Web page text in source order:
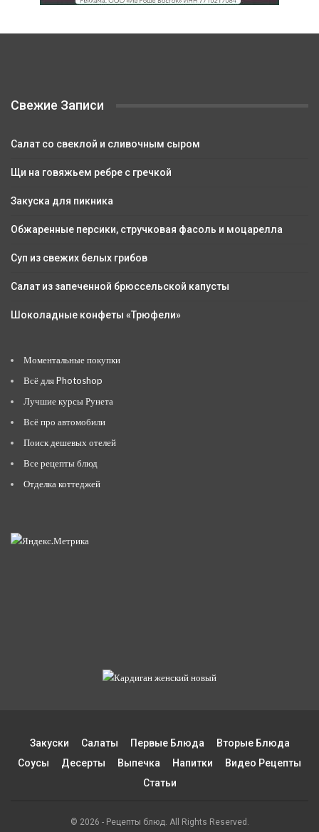
Свежие Записи
Салат со свеклой и сливочным сыром
Щи на говяжьем ребре с гречкой
Закуска для пикника
Обжаренные персики, стручковая фасоль и моцарелла
Суп из свежих белых грибов
Салат из запеченной брюссельской капусты
Шоколадные конфеты «Трюфели»
Моментальные покупки
Всё для Photoshop
Лучшие курсы Рунета
Всё про автомобили
Поиск дешевых отелей
Все рецепты блюд
Отделка коттеджей
Закуски Салаты Первые Блюда
Вторые Блюда
Соусы
Десерты Выпечка Напитки
Видео Рецепты
Статьи
© 2026 - Рецепты блюд. All Rights Reserved.